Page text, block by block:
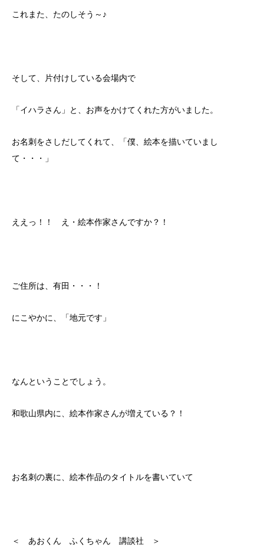
これまた、たのしそう～♪
そして、片付けしている会場内で
「イハラさん」と、お声をかけてくれた方がいました。
お名刺をさしだしてくれて、「僕、絵本を描いていまし
て・・・」
ええっ！！ え・絵本作家さんですか？！
ご住所は、有田・・・！
にこやかに、「地元です」
なんということでしょう。
和歌山県内に、絵本作家さんが増えている？！
お名刺の裏に、絵本作品のタイトルを書いていて
＜ あおくん ふくちゃん 講談社 ＞